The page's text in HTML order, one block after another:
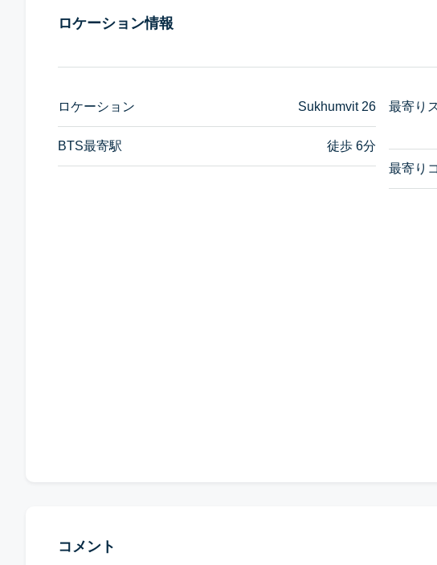
ロケーション情報
ロケーション Sukhumvit 26
BTS最寄駅 徒歩 6分
最寄り
最寄り
コメント